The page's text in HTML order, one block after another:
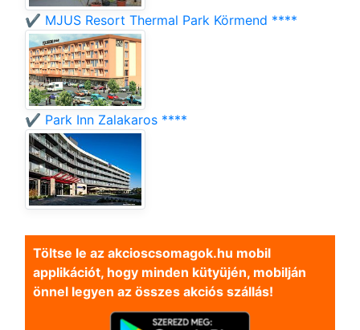
✔️ MJUS Resort Thermal Park Körmend ****
✔️ Park Inn Zalakaros ****
Töltse le az akcioscsomagok.hu mobil
applikációt, hogy minden kütyüjén, mobilján
önnel legyen az összes akciós szállás!